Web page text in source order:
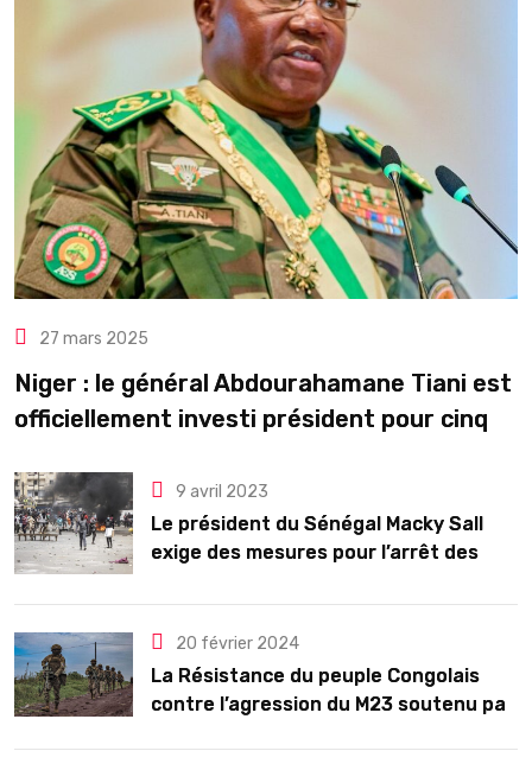
27 mars 2025
Niger : le général Abdourahamane Tiani est
officiellement investi président pour cinq
9 avril 2023
Le président du Sénégal Macky Sall
exige des mesures pour l’arrêt des
20 février 2024
La Résistance du peuple Congolais
contre l’agression du M23 soutenu par